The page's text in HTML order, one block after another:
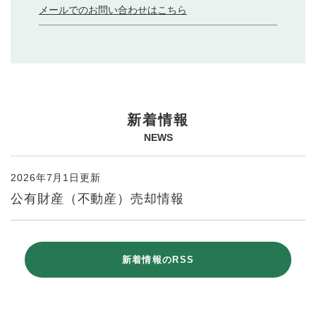
メールでのお問い合わせはこちら
新着情報
NEWS
2026年7月1日更新
公有財産（不動産）売却情報
新着情報のRSS